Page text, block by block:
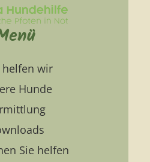
helfen wir
Hunde
Sie helfen